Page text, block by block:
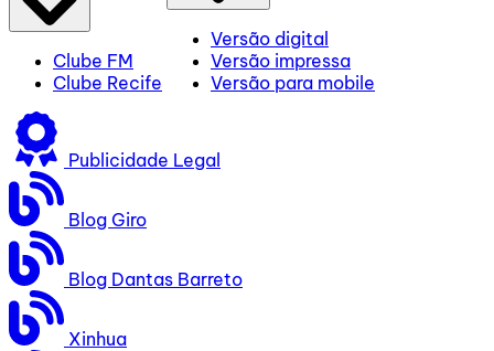
Clube FM
Clube Recife
Versão digital
Versão impressa
Versão para mobile
Publicidade Legal
Blog Giro
Blog Dantas Barreto
Xinhua